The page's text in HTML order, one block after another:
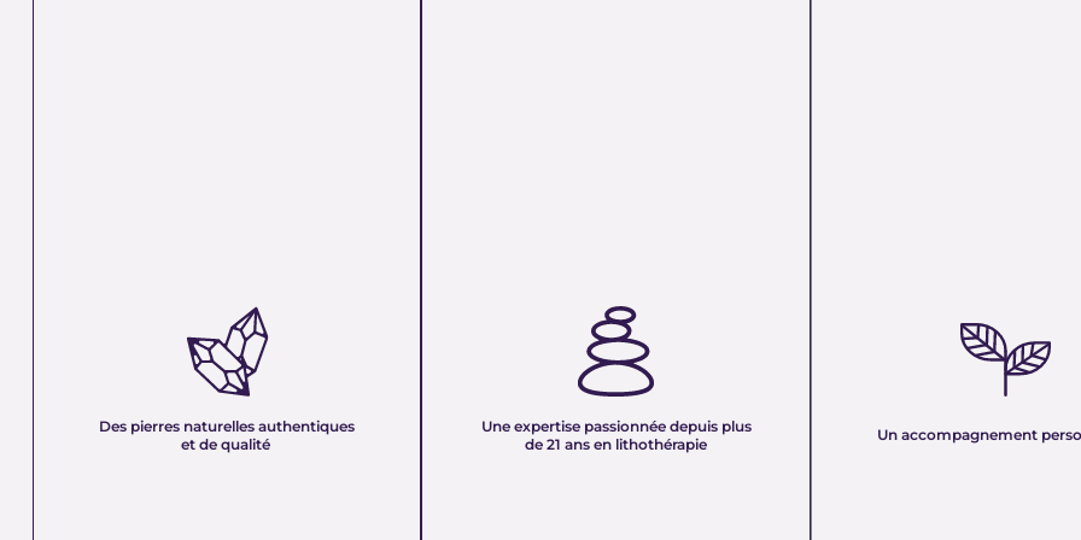
Des pierres naturelles authentiques
et de qualité
AUTHENTIQUES ET DE QUALITÉ :
Nous sélectionnons rigoureusement nos
minéraux pour vous offrir des pierres 100 %
pure. Chaque cristal est choisi pour sa beauté, sa
vibration et son authenticité afin de vous garantir
Une expertise passionnée depuis plus
de 21 ans en lithothérapie
PLUS DE 21 ANS EN LITHOTHÉRAPIE :
Forte d’une expérience de plus de deux
décennies, notre équipe vous partage son savoir
mettons nos connaissances en lithothérapie à
votre service pour vous accompagner dans votre
Un accompagnement
Nous sélectionnons
minéraux pour vous offrir des
naturelles, non traitées et chargées
vibration et son authenticité afin